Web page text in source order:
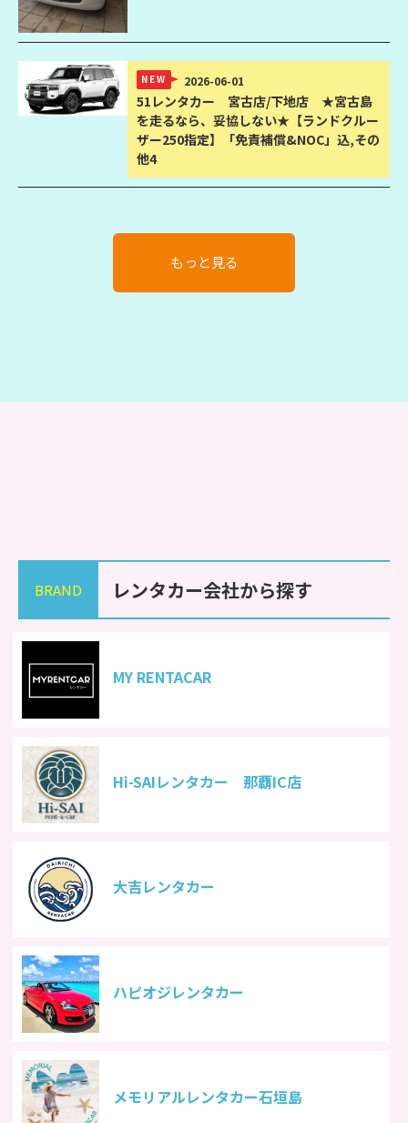
NEW 2026-06-01
51レンタカー 宮古店/下地店 ★宮古島
を走るなら、妥協しない★【ランドクルー
ザー250指定】「免責補償&NOC」込,その
他4
もっと見る
BRAND レンタカー会社から探す
MY RENTACAR
Hi-SAIレンタカー 那覇IC店
大吉レンタカー
ハピオジレンタカー
メモリアルレンタカー石垣島